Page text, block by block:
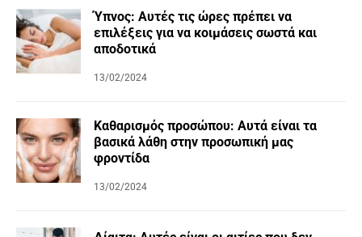
Ύπνος: Αυτές τις ώρες πρέπει να
επιλέξεις για να κοιμάσεις σωστά και
αποδοτικά
13/02/2024
Καθαρισμός προσώπου: Αυτά είναι τα
βασικά λάθη στην προσωπική μας
φροντίδα
13/02/2024